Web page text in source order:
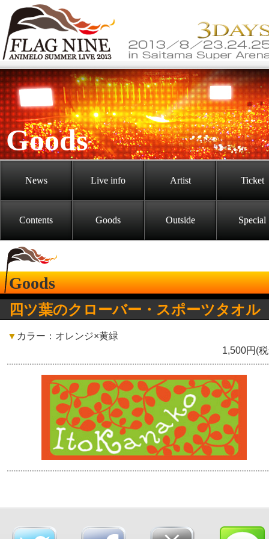
Goods
News Live info Artist Ticket
Contents Goods Outside Special
Goods
四ツ葉のクローバー・スポーツタオル
▼ カラー：オレンジ×黄緑
1,500円(